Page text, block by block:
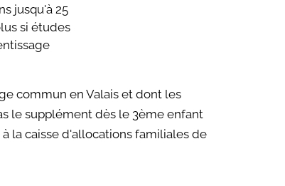
jusqu'à 25
si études
commun en Valais et dont les
le supplément dès le 3ème enfant
la caisse d'allocations familiales de